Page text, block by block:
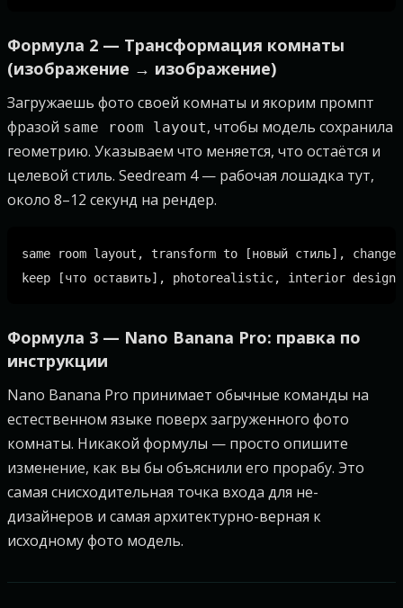
Формула 2 — Трансформация комнаты
(изображение → изображение)
Загружаешь фото своей комнаты и якорим промпт
фразой same room layout, чтобы модель сохранила
геометрию. Указываем что меняется, что остаётся и
целевой стиль. Seedream 4 — рабочая лошадка тут,
около 8–12 секунд на рендер.
same room layout, transform to [новый стиль], change
Формула 3 — Nano Banana Pro: правка по
инструкции
Nano Banana Pro принимает обычные команды на
естественном языке поверх загруженного фото
комнаты. Никакой формулы — просто опишите
изменение, как вы бы объяснили его прорабу. Это
самая снисходительная точка входа для не-
дизайнеров и самая архитектурно-верная к
исходному фото модель.